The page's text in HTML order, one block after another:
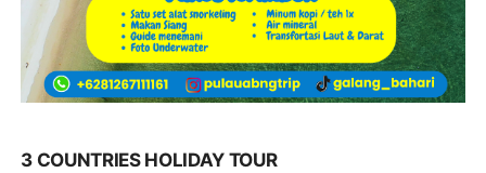
3 COUNTRIES HOLIDAY TOUR